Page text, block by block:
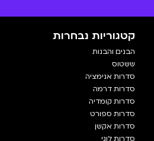
קטגוריות נבחרות
הבנים והבנות
ששטוס
סדרות אנימציה
סדרות דרמה
סדרות קומדיה
סדרות ספורט
סדרות אקשן
סדרות לוגי